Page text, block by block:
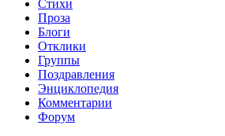
Стихи
Проза
Блоги
Отклики
Группы
Поздравления
Энциклопедия
Комментарии
Форум